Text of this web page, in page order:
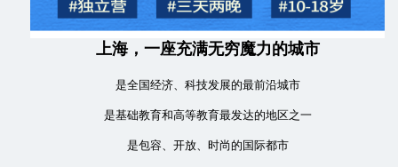
上海，一座充满无穷魔力的城市
是全国经济、科技发展的最前沿城市
是基础教育和高等教育最发达的地区之一
是包容、开放、时尚的国际都市